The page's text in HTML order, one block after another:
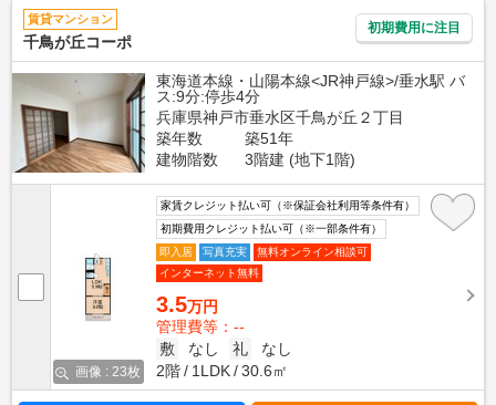
賃貸マンション
千鳥が丘コーポ
初期費用に注目
東海道本線・山陽本線<JR神戸線>/垂水駅 バ
ス:9分:停歩4分
兵庫県神戸市垂水区千鳥が丘２丁目
築年数
築51年
建物階数
3階建 (地下1階)
画像 : 23枚
家賃クレジット払い可（※保証会社利用等条件有）
初期費用クレジット払い可（※一部条件有）
即入居
写真充実
無料オンライン相談可
インターネット無料
3.5万円
管理費等：--
敷
なし 礼
なし
2階
1LDK 30.6㎡